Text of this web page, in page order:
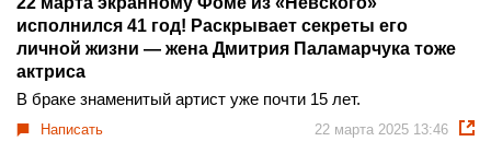
исполнился 41 год! Раскрывает секреты его
личной жизни — жена Дмитрия Паламарчука тоже
актриса
В браке знаменитый артист уже почти 15 лет.
Написать 22 марта 2025 13:46